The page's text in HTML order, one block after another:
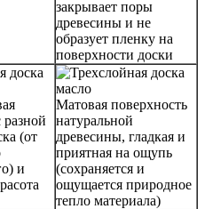
закрывает поры
древесины и не
образует пленку на
поверхности доски
разной
(от
и
Матовая поверхность
натуральной
древесины, гладкая и
приятная на ощупь
(сохраняется и
ощущается природное
тепло материала)